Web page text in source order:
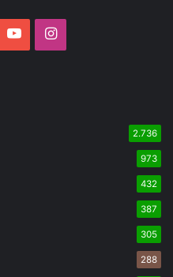
YouTubeInstagram
2.736
973
432
387
305
288